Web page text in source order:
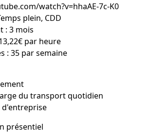
watch?v=hhaAE-7c-K0
plein, CDD
: 3 mois
par heure
: 35 par semaine
du transport quotidien
d'entreprise
présentiel